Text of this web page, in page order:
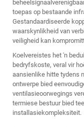
toepas op bestaande
Gestandaardiseerde
waarskynlikheid van
veiligheid kan
Koelvereistes het 'n
bedryfskoste, veral vir
aansienlike hitte tydens
ontwerpe bied
ventilasieoorwegings
termiese bestuur bied
installasiekompleksiteit.